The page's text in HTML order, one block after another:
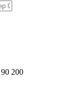
200